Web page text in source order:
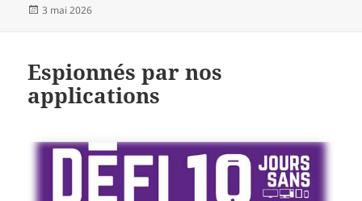
Publié
3 mai 2026
Espionnés par nos
applications